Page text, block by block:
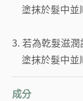
塗抹於髮中並
3. 若為乾髮滋
塗抹於髮中並
成分